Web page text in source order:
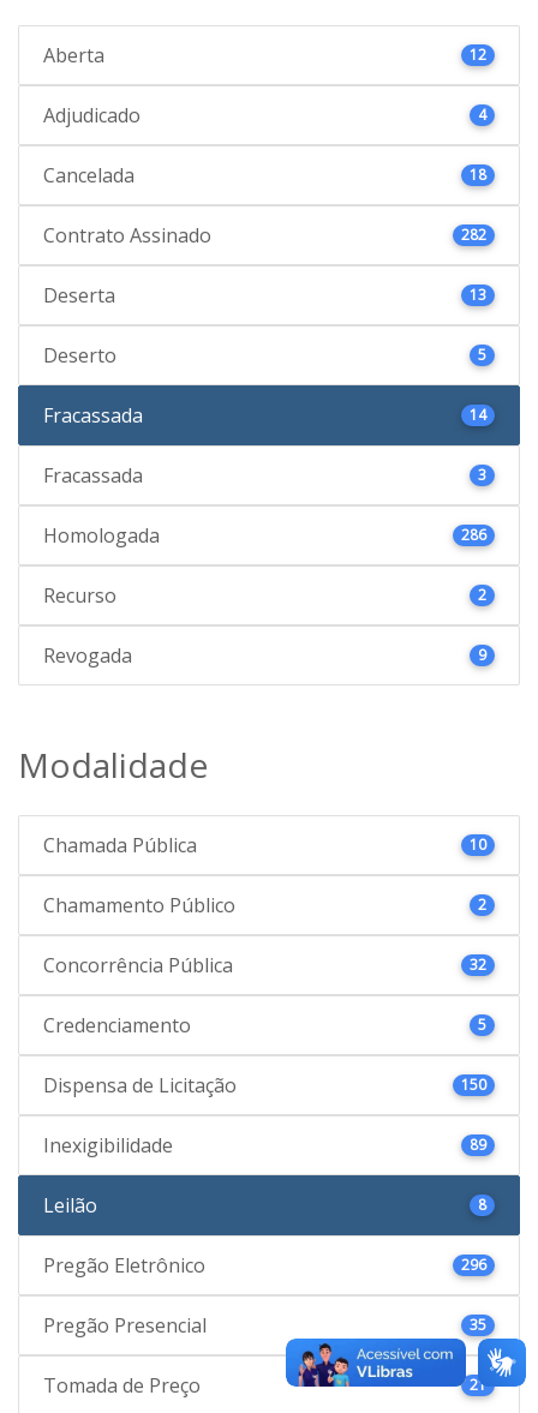
Aberta 12
Adjudicado 4
Cancelada 18
Contrato Assinado 282
Deserta 13
Deserto 5
Fracassada 14
Fracassada 3
Homologada 286
Recurso 2
Revogada 9
Modalidade
Chamada Pública 10
Chamamento Público 2
Concorrência Pública 32
Credenciamento 5
Dispensa de Licitação 150
Inexigibilidade 89
Leilão 8
Pregão Eletrônico 296
Pregão Presencial 35
Tomada de Preço 21